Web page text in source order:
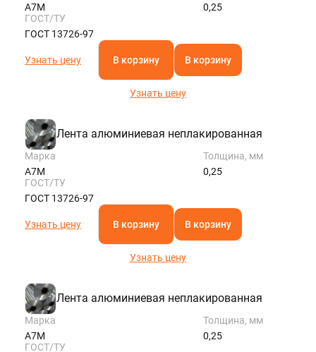
А7М
0,25
ГОСТ/ТУ
ГОСТ 13726-97
Узнать цену В корзину В корзину
Узнать цену
Лента алюминиевая неплакированная
Марка
А7М
Толщина, мм
0,25
ГОСТ/ТУ
ГОСТ 13726-97
Узнать цену В корзину В корзину
Узнать цену
Лента алюминиевая неплакированная
Марка
А7М
Толщина, мм
0,25
ГОСТ/ТУ